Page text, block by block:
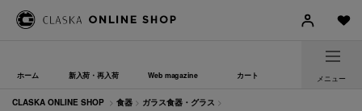
ホーム 新入荷・再入荷 Web magazine カート メニュー
CLASKA ONLINE SHOP > 食器 > ガラス食器・グラス >